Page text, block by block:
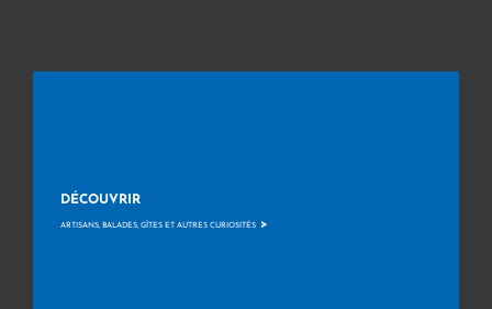
DÉCOUVRIR
ARTISANS, BALADES, GÎTES ET AUTRES CURIOSITÉS >